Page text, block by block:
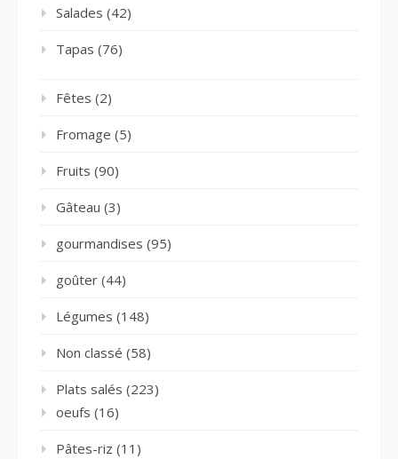
Salades (42)
Tapas (76)
Fêtes (2)
Fromage (5)
Fruits (90)
Gâteau (3)
gourmandises (95)
goûter (44)
Légumes (148)
Non classé (58)
Plats salés (223)
oeufs (16)
Pâtes-riz (11)